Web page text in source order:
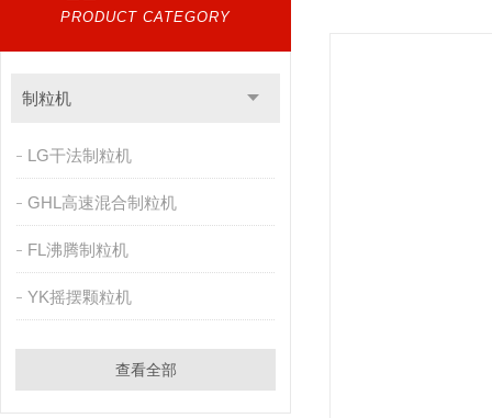
PRODUCT CATEGORY
制粒机
LG干法制粒机
GHL高速混合制粒机
FL沸腾制粒机
YK摇摆颗粒机
查看全部